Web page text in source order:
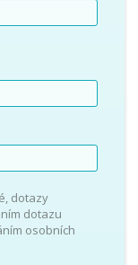
dotazy
dotazu
osobních